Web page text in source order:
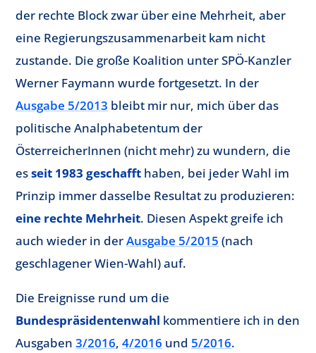
der rechte Block zwar über eine Mehrheit, aber
eine Regierungszusammenarbeit kam nicht
zustande. Die große Koalition unter SPÖ-Kanzler
Werner Faymann wurde fortgesetzt. In der
Ausgabe 5/2013 bleibt mir nur, mich über das
politische Analphabetentum der
ÖsterreicherInnen (nicht mehr) zu wundern, die
esseit 1983 geschafft haben, bei jeder Wahl im
Prinzip immer dasselbe Resultat zu produzieren:
eine rechte Mehrheit. Diesen Aspekt greife ich
auch wieder in derAusgabe 5/2015 (nach
geschlagener Wien-Wahl) auf.
Die Ereignisse rund um die
Bundespräsidentenwahl kommentiere ich in den
Ausgaben 3/2016, 4/2016 und 5/2016.